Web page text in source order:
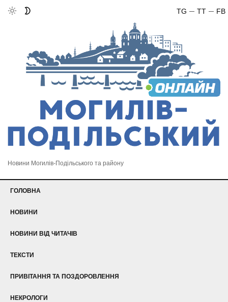
FB
TT
TG
Новини Могилів-Подільського та району
ГОЛОВНА
НОВИНИ
НОВИНИ ВІД ЧИТАЧІВ
ТЕКСТИ
ПРИВІТАННЯ ТА ПОЗДОРОВЛЕННЯ
НЕКРОЛОГИ